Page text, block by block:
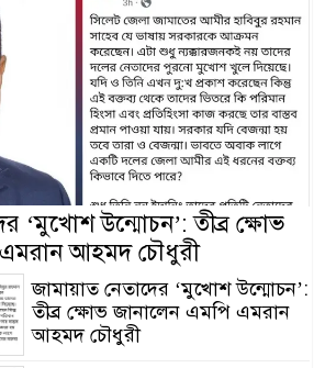
‘মুখোশ উন্মোচন’: তীব্র ক্ষোভ
আহমদ চৌধুরী
জামায়াত নেতাদের ‘মুখোশ উন্মোচন’:
তীব্র ক্ষোভ জানালেন এমপি এমরান
আহমদ চৌধুরী